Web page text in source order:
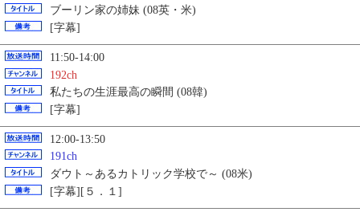
ブーリン家の姉妹 (08英・米)
[字幕]
11:50-14:00
192ch
私たちの生涯最高の瞬間 (08韓)
[字幕]
12:00-13:50
191ch
ダウト～あるカトリック学校で～ (08米)
[字幕][５．１]